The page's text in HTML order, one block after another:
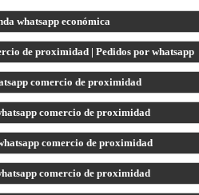
whatsapp económica
de proximidad | Pedidos por whatsapp
comercio de proximidad
comercio de proximidad
comercio de proximidad
comercio de proximidad